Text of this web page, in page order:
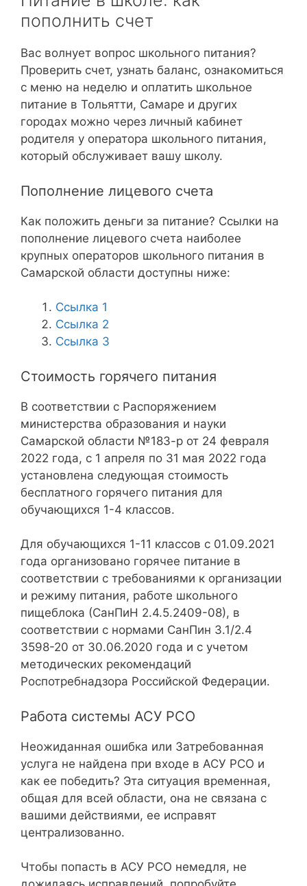
пополнить счет
Вас волнует вопрос школьного питания?
Проверить счет, узнать баланс, ознакомиться
с меню на неделю и оплатить школьное
питание в Тольятти, Самаре и других
городах можно через личный кабинет
родителя у оператора школьного питания,
который обслуживает вашу школу.
Пополнение лицевого счета
Как положить деньги за питание? Ссылки на
пополнение лицевого счета наиболее
крупных операторов школьного питания в
Самарской области доступны ниже:
Ссылка 1
Ссылка 2
Ссылка 3
Стоимость горячего питания
В соответствии с Распоряжением
министерства образования и науки
Самарской области №183-р от 24 февраля
2022 года, с 1 апреля по 31 мая 2022 года
установлена следующая стоимость
бесплатного горячего питания для
обучающихся 1-4 классов.
Для обучающихся 1-11 классов с 01.09.2021
года организовано горячее питание в
соответствии с требованиями к организации
и режиму питания, работе школьного
пищеблока (СанПиН 2.4.5.2409-08), в
соответствии с нормами СанПин 3.1/2.4
3598-20 от 30.06.2020 года и с учетом
методических рекомендаций
Роспотребнадзора Российской Федерации.
Работа системы АСУ РСО
Неожиданная ошибка или Затребованная
услуга не найдена при входе в АСУ РСО и
как ее победить? Эта ситуация временная,
общая для всей области, она не связана с
вашими действиями, ее исправят
централизованно.
Чтобы попасть в АСУ РСО немедля, не